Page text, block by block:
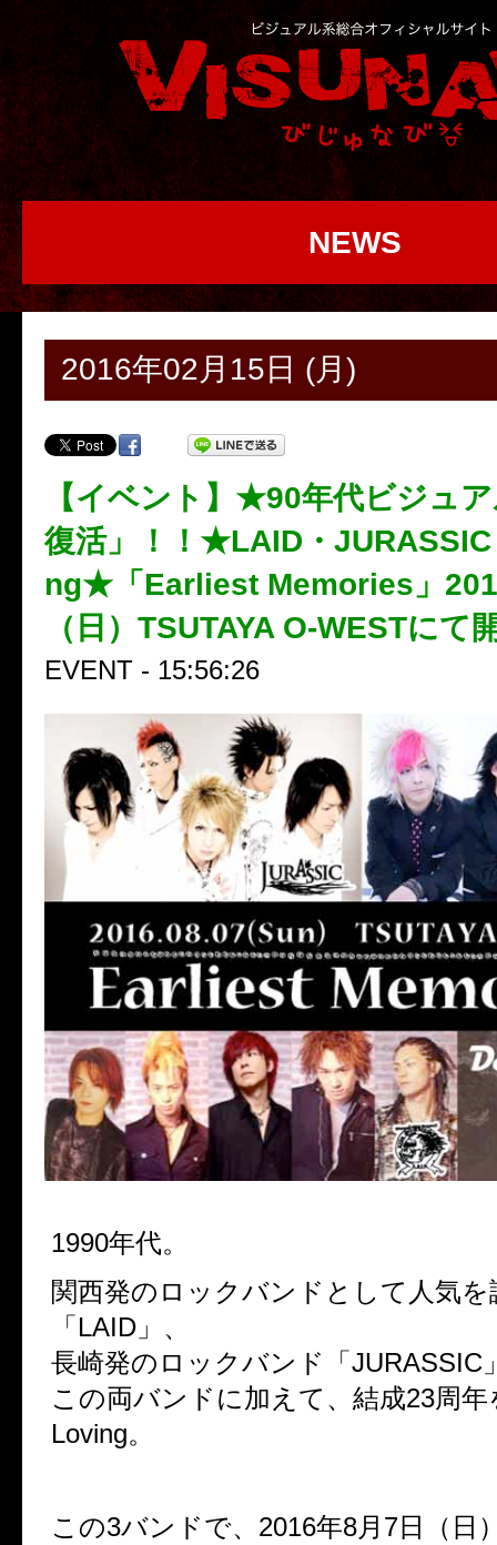
NEWS
2016年02月15日 (月)
【イベント】★90年代ビジュ
復活」！！★LAID・
ng★「Earliest Memories」
（日）TSUTAYA O-WESTにて
EVENT - 15:56:26
1990年代。
関西発のロックバンドとして人気
「LAID」、
長崎発のロックバンド「JURASSIC
この両バンドに加えて、結成23周
Loving。
この3バンドで、2016年8月7日（日